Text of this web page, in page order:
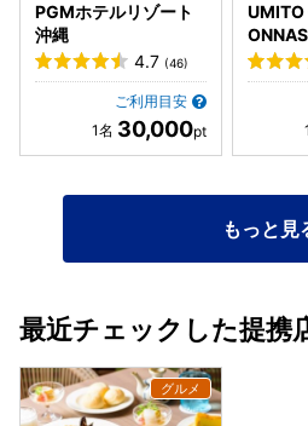
PGMホテルリゾート
沖縄
4.7 (46)
ご利用目安
30,000
UMITO
もっと見
最近チェックした提携